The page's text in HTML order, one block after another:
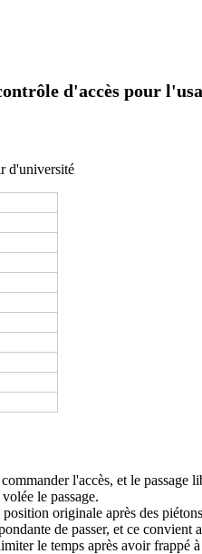
d'accès pour
d'université
l'accès, et le passage
le passage.
originale après des
de passer, et ce convient
le temps après avoir frappé